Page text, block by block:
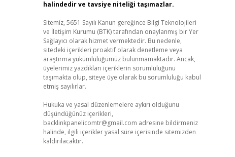
halindedir ve tavsiye niteliği taşımazlar.
Sitemiz, 5651 Sayılı Kanun gereğince Bilgi Teknolojileri
ve İletişim Kurumu (BTK) tarafından onaylanmış bir Yer
Sağlayıcı olarak hizmet vermektedir. Bu nedenle,
sitedeki içerikleri proaktif olarak denetleme veya
araştırma yükümlülüğümüz bulunmamaktadır. Ancak,
üyelerimiz yazdıkları içeriklerin sorumluluğunu
taşımakta olup, siteye üye olarak bu sorumluluğu kabul
etmiş sayılırlar.
Hukuka ve yasal düzenlemelere aykırı olduğunu
düşündüğünüz içerikleri,
backlinkpanelicomtr@gmail.com adresine bildirmeniz
halinde, ilgili içerikler yasal süre içerisinde sitemizden
kaldırılacaktır.